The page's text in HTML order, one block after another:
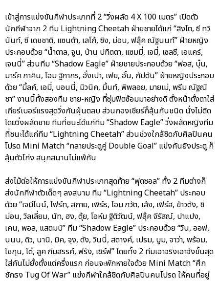
เข้าสู่การแข่งขันกีฬาประเภทที่ 2 “วิ่งผลัด 4 X 100 เมตร” เปิดตัว
นักกีฬาจาก 2 ทีม Lightning Cheetah ฝ่ายชายได้แก่ “สิงโต, ซี ทวิ
นันท์, ซี เดชชาติ, แซนต้า, เลโก้, ซิง, ม่อน, ฟลุ๊ค ณัฐนนท์” ฝ่ายหญิง
ประกอบด้วย “น้ำตาล, จูน, ป่าน ปทิตตา, แซมมี่, เจมี่, เซลซี, เอแคร์,
เจนนี่” ส่วนทีม “Shadow Eagle” ฝ่ายชายประกอบด้วย “ฟอส, บุ๋น,
มาร์ค ภาคิน, โอม ฐิภากร, อั่งเปา, เฟย, อั๋น, กัปตัน” ฝ่ายหญิงประกอบ
ด้วย “มิ้ลค์, เอมี่, บอนนี่, มิวนิค, มิ้นท์, พิพลอย, มายเม่, พรีม ณัฐณิ
ชา” งานนี้ทั้งสองทีม ชาย-หญิง ที่ซุ่มฟิตซ้อมมาอย่างดี ตั้งหน้าตั้งตาใส่
เกียร์เบอร์แรงสุดวิ่งกันฝุ่นตลบ ส่วนกองเชียร์ก็ลุ้นกันชนิด นั่งไม่ติด
โดยวิ่งผลัดชาย ทีมที่ชนะได้แก่ทีม “Shadow Eagle” วิ่งผลัดหญิงทีม
ที่ชนะได้แก่ทีม “Lightning Cheetah” ส่วนช่วงใกล้ชิดกับศิลปินคน
โปรด Mini Match “ทลายประตูคู่ Double Goal” แข่งกันยิงประตู ก็
ลุ้นตัวโก่ง สนุกสนานไม่แพ้กัน
ส่งไม้ต่อให้การแข่งขันกีฬาประเภทสุดท้าย “ฟุตซอล” ทั้ง 2 ทีมต่างก็
ส่งนักกีฬาตัวเด็ดๆ ลงสนาม ทีม “Lightning Cheetah” ประกอบ
ด้วย “เจมีไนน์, โฟร์ท, สกาย, เพิร์ธ, โอม ภวัต, เล้ง, เฟิร์ส, ข้าวตัง, ชิ
ม่อน, วิลเลี่ยม, นัท, ฮง, ตุ้ย, โอห์ม ฐิติวัฒน์, ฟลุ๊ค จีรัสณ์, ปาแปง,
เคน, พอล, แสตมป์” ทีม “Shadow Eagle” ประกอบด้วย “วิน, ออฟ,
นนน, ดิว, นานิ, มิค, จุง, ดัง, วินนี่, สตางค์, เปรม, บูม, จาว่า, พร้อม,
โชกุน, โต๋, ลูค ภีมสรรค์, ฟรัง, เซิร์ฟ” โดยทั้ง 2 ทีมเอาจริงเอาจังขั้นสุด
ใส่กันไม่ยั้งตั้งแต่ครึ่งแรก ก่อนจะพักหายใจด้วย Mini Match “ศึก
ชักธง Tug Of War” แข่งกีฬาใกล้ชิดกับศิลปินคนโปรด ให้คนที่อยู่